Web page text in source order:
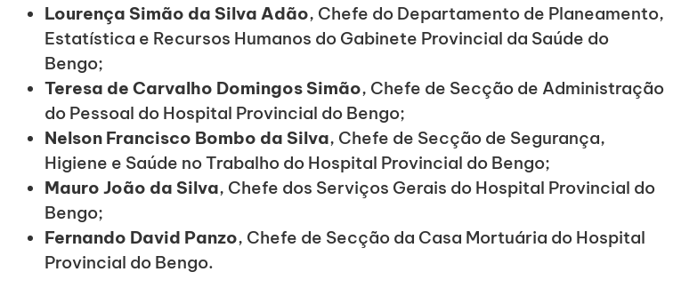
Lourença Simão da Silva Adão, Chefe do Departamento de Planeamento,
Estatística e Recursos Humanos do Gabinete Provincial da Saúde do
Bengo;
Teresa de Carvalho Domingos Simão, Chefe de Secção de Administração
do Pessoal do Hospital Provincial do Bengo;
Nelson Francisco Bombo da Silva, Chefe de Secção de Segurança,
Higiene e Saúde no Trabalho do Hospital Provincial do Bengo;
Mauro João da Silva, Chefe dos Serviços Gerais do Hospital Provincial do
Bengo;
Fernando David Panzo, Chefe de Secção da Casa Mortuária do Hospital
Provincial do Bengo.